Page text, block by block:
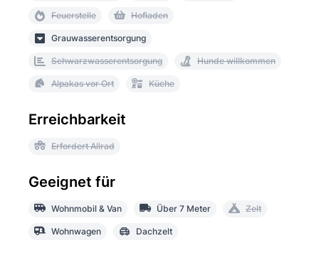
Feuerstelle Hofladen
Grauwasserentsorgung
Schwarzwasserentsorgung Hunde willkommen
Alpakas vor Ort Küche
Erreichbarkeit
Erfordert Allrad
Geeignet für
Wohnmobil & Van Über 7 Meter Zelt
Wohnwagen Dachzelt